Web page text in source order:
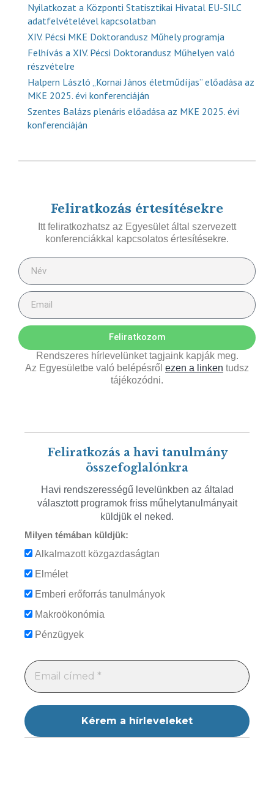
Nyilatkozat a Központi Statisztikai Hivatal EU-SILC
adatfelvételével kapcsolatban
XIV. Pécsi MKE Doktorandusz Műhely programja
Felhívás a XIV. Pécsi Doktorandusz Műhelyen való
részvételre
Halpern László „Kornai János életműdíjas” előadása az
MKE 2025. évi konferenciáján
Szentes Balázs plenáris előadása az MKE 2025. évi
konferenciáján
Feliratkozás értesítésekre
Itt feliratkozhatsz az Egyesület által szervezett
konferenciákkal kapcsolatos értesítésekre.
Feliratkozom
Rendszeres hírlevelünket tagjaink kapják meg.
Az Egyesületbe való belépésről ezen a linken tudsz
tájékozódni.
Feliratkozás a havi tanulmány
összefoglalónkra
Havi rendszerességű levelünkben az általad
választott programok friss műhelytanulmányait
küldjük el neked.
Milyen témában küldjük:
Alkalmazott közgazdaságtan
Elmélet
Emberi erőforrás tanulmányok
Makroökonómia
Pénzügyek